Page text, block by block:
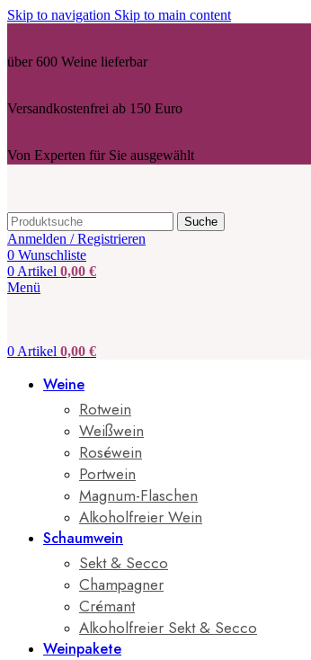
Skip to navigation Skip to main content
über 600 Weine lieferbar
Versandkostenfrei ab 150 Euro
Von Experten für Sie ausgewählt
Suche
Anmelden / Registrieren
0 Wunschliste
0 Artikel 0,00 €
Menü
0 Artikel 0,00 €
Weine
Rotwein
Weißwein
Roséwein
Portwein
Magnum-Flaschen
Alkoholfreier Wein
Schaumwein
Sekt & Secco
Champagner
Crémant
Alkoholfreier Sekt & Secco
Weinpakete